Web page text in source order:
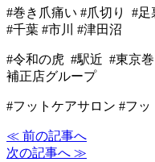
#巻き爪痛い #爪切り #足
#千葉 #市川 #津田沼
#令和の虎 #駅近 #東京
補正店グループ
#フットケアサロン #フ
≪ 前の記事へ
次の記事へ ≫